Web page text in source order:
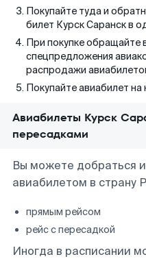
Покупайте туда и
билет Курск Саранск в
При покупке обращайте
спецпредложения
распродажи
Покупайте авиабилет
Авиабилеты Курск
пересадками
Вы можете добраться
авиабилетом в страну
прямым рейсом
рейс с пересадкой
Иногда в расписании